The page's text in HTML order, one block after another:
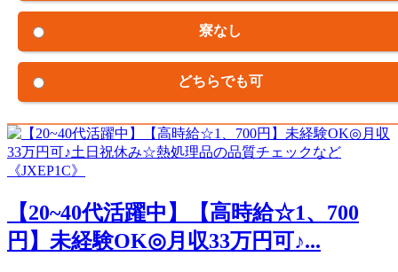
寮なし
どちらでも可
【20~40代活躍中】【高時給☆1、700
円】未経験OK◎月収33万円可♪...